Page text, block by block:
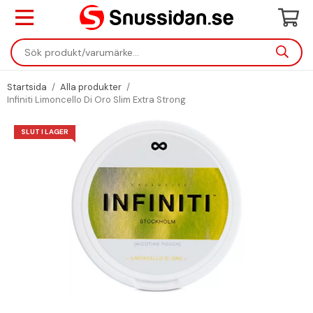
Startsida / Alla produkter /
Infiniti Limoncello Di Oro Slim Extra Strong
SLUT I LAGER